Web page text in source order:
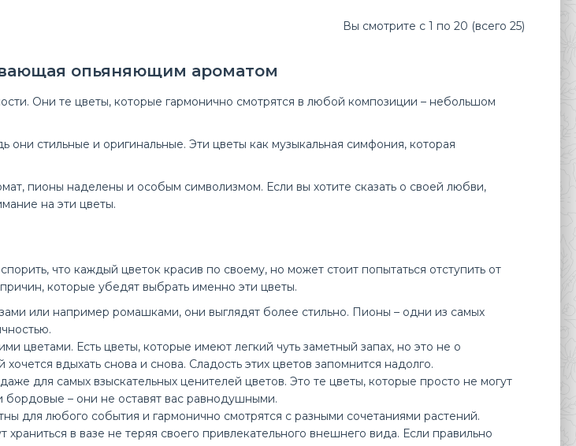
Закажите милейший Букет 19 розовых пионов дешево на Юбилей
Вы смотрите с 1 по 20 (всего 25)
опьяняющим ароматом
Они те цветы, которые гармонично смотрятся в любой композиции – небольшом
стильные и оригинальные. Эти цветы как музыкальная симфония, которая
пионы наделены и особым символизмом. Если вы хотите сказать о своей любви,
на эти цветы.
что каждый цветок красив по своему, но может стоит попытаться отступить от
которые убедят выбрать именно эти цветы.
или например ромашками, они выглядят более стильно. Пионы – одни из самых
цветами. Есть цветы, которые имеют легкий чуть заметный запах, но это не о
вдыхать снова и снова. Сладость этих цветов запомнится надолго.
для самых взыскательных ценителей цветов. Это те цветы, которые просто не могут
– они не оставят вас равнодушными.
для любого события и гармонично смотрятся с разными сочетаниями растений.
в вазе не теряя своего привлекательного внешнего вида. Если правильно